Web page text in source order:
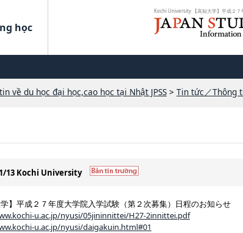
Kochi University 【高知大学】平成２７
học
về du học đại học,cao học tại Nhật JPSS > Tin tức／Thông
13 Kochi University
学】平成２７年度大学院入学試験（第２次募集）日程のお知らせ
u.ac.jp/nyusi/05jininnittei/H27-2innittei.pdf
u.ac.jp/nyusi/daigakuin.html#01